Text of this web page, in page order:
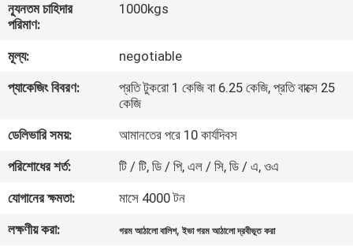
মান
নিয়ন্ত্রণ
আমাদের
সাথে
যোগাযোগ
খবর
ন্যূনতম চাহিদার
পরিমাণ:
1000kgs
মূল্য:
negotiable
প্যাকেজিং বিবরণ:
প্রতি টুকরো 1 কেজি বা 6.25 কেজি, প্রতি বাক্সে 25
কেজি
ডেলিভারি সময়:
আমানতের পরে 10 কার্যদিবস
পরিশোধের শর্ত:
টি / টি, ডি / পি, এল / সি, ডি / এ, ওএ
যোগানের ক্ষমতা:
মাসে 4000 টন
লক্ষণীয় করা:
গরম আঠালো বালিশ,ইভা গরম আঠালো দ্রবীভূত করা